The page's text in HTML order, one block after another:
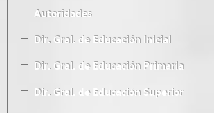
Autoridades
Dir. Gral. de Educación Inicial
Dir. Gral. de Educación Primaria
Dir. Gral. de Educación Superior